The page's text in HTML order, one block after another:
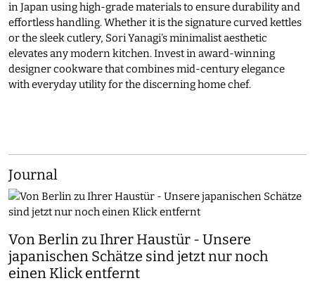
in Japan using high-grade materials to ensure durability and
effortless handling. Whether it is the signature curved kettles
or the sleek cutlery, Sori Yanagi’s minimalist aesthetic
elevates any modern kitchen. Invest in award-winning
designer cookware that combines mid-century elegance
with everyday utility for the discerning home chef.
Journal
Von Berlin zu Ihrer Haustür - Unsere
japanischen Schätze sind jetzt nur noch
einen Klick entfernt